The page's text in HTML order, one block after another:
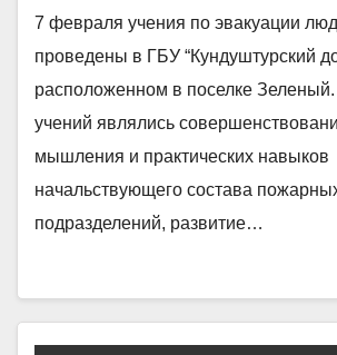
7 февраля учения по эвакуации
проведены в ГБУ “Кундуштурский
расположенном в поселке
учений являлись
мышления и практических навыков
начальствующего состава
подразделений, развитие…